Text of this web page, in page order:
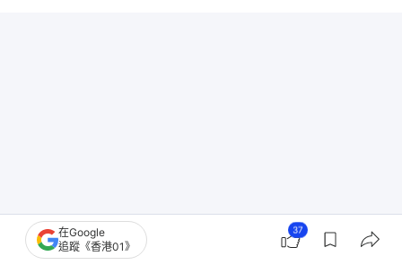
在Google
追蹤《香港01》
37